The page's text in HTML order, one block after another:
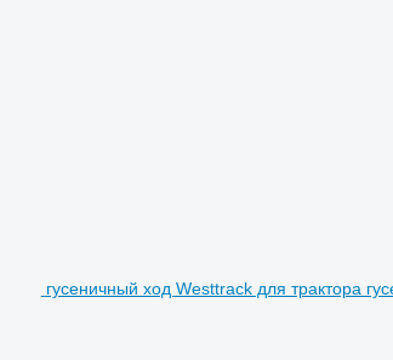
гусеничный ход Westtrack для трактора